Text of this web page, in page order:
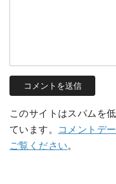
このサイトはスパムを
ています。 コメントデ
ご覧ください。